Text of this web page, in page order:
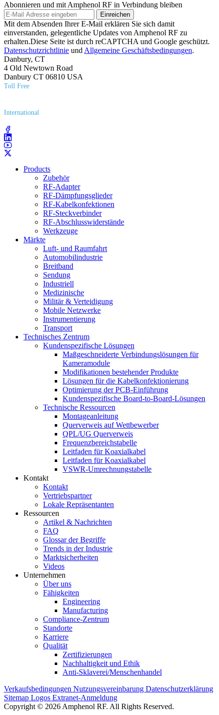
Abonnieren und mit Amphenol RF in Verbindung bleiben
Einreichen
Mit dem Absenden Ihrer E-Mail erklären Sie sich damit
einverstanden, gelegentliche Updates von Amphenol RF zu
erhalten.Diese Seite ist durch reCAPTCHA und Google geschützt.
Datenschutzrichtlinie und Allgemeine Geschäftsbedingungen.
Danbury, CT
4 Old Newtown Road
Danbury CT 06810 USA
Toll Free
International
Products
Zubehör
RF-Adapter
RF-Dämpfungsglieder
RF-Kabelkonfektionen
RF-Steckverbinder
RF-Abschlusswiderstände
Werkzeuge
Märkte
Luft- und Raumfahrt
Automobilindustrie
Breitband
Sendung
Industriell
Medizinische
Militär & Verteidigung
Mobile Netzwerke
Instrumentierung
Transport
Technisches Zentrum
Kundenspezifische Lösungen
Maßgeschneiderte Verbindungslösungen für
Kameramodule
Modifikationen bestehender Produkte
Lösungen für die Kabelkonfektionierung
Optimierung der PCB-Einführung
Kundenspezifische Board-to-Board-Lösungen
Technische Ressourcen
Montageanleitung
Querverweis auf Wettbewerber
QPL/UG Querverweis
Frequenzbereichstabelle
Leitfaden für Koaxialkabel
Leitfaden für Koaxialkabel
VSWR-Umrechnungstabelle
Kontakt
Kontakt
Vertriebspartner
Lokale Repräsentanten
Ressourcen
Artikel & Nachrichten
FAQ
Glossar der Begriffe
Trends in der Industrie
Marktsicherheiten
Videos
Unternehmen
Über uns
Fähigkeiten
Engineering
Manufacturing
Compliance-Zentrum
Standorte
Karriere
Qualität
Zertifizierungen
Nachhaltigkeit und Ethik
Anti-Sklaverei/Menschenhandel
Verkaufsbedingungen Nutzungsvereinbarung Datenschutzerklärung
Sitemap Logos Extranet-Anmeldung
Copyright © 2026 Amphenol RF. All Rights Reserved.